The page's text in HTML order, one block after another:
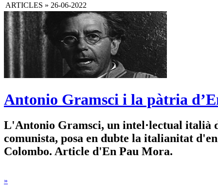
ARTICLES » 26-06-2022
Antonio Gramsci i la pàtria
L'Antonio Gramsci, un intel·lectual italià
comunista, posa en dubte la italianitat
Colombo. Article d'En Pau Mora.
»